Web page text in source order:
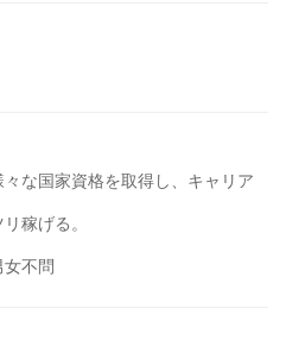
な国家資格を取得し、キャリア
稼げる。
女不問